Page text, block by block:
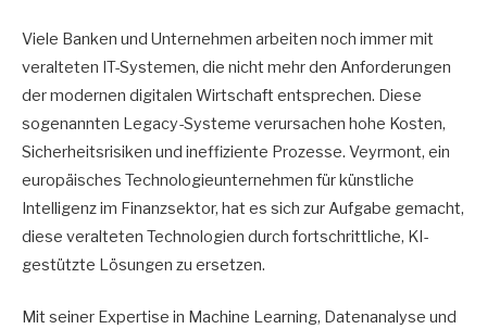
Viele Banken und Unternehmen arbeiten noch immer mit
veralteten IT-Systemen, die nicht mehr den Anforderungen
der modernen digitalen Wirtschaft entsprechen. Diese
sogenannten Legacy-Systeme verursachen hohe Kosten,
Sicherheitsrisiken und ineffiziente Prozesse. Veyrmont, ein
europäisches Technologieunternehmen für künstliche
Intelligenz im Finanzsektor, hat es sich zur Aufgabe gemacht,
diese veralteten Technologien durch fortschrittliche, KI-
gestützte Lösungen zu ersetzen.
Mit seiner Expertise in Machine Learning, Datenanalyse und